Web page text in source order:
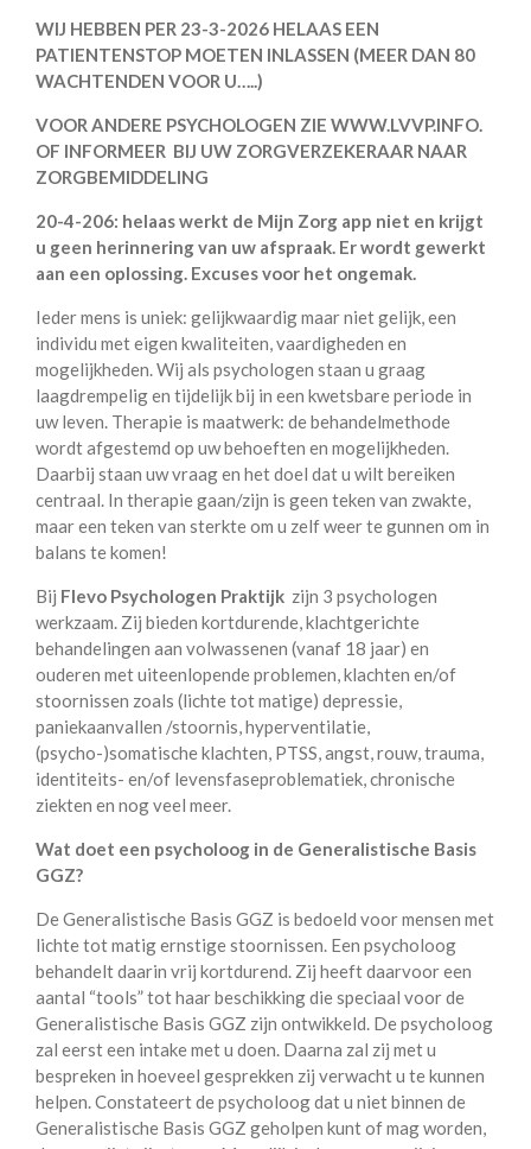
WIJ HEBBEN PER 23-3-2026 HELAAS EEN
PATIENTENSTOP MOETEN INLASSEN (MEER DAN 80
WACHTENDEN VOOR U…..)
VOOR ANDERE PSYCHOLOGEN ZIE WWW.LVVP.INFO.
OF INFORMEER BIJ UW ZORGVERZEKERAAR NAAR
ZORGBEMIDDELING
20-4-206: helaas werkt de Mijn Zorg app niet en krijgt
u geen herinnering van uw afspraak. Er wordt gewerkt
aan een oplossing. Excuses voor het ongemak.
Ieder mens is uniek: gelijkwaardig maar niet gelijk, een
individu met eigen kwaliteiten, vaardigheden en
mogelijkheden. Wij als psychologen staan u graag
laagdrempelig en tijdelijk bij in een kwetsbare periode in
uw leven. Therapie is maatwerk: de behandelmethode
wordt afgestemd op uw behoeften en mogelijkheden.
Daarbij staan uw vraag en het doel dat u wilt bereiken
centraal. In therapie gaan/zijn is geen teken van zwakte,
maar een teken van sterkte om u zelf weer te gunnen om in
balans te komen!
Bij Flevo Psychologen Praktijk zijn 3 psychologen
werkzaam. Zij bieden kortdurende, klachtgerichte
behandelingen aan volwassenen (vanaf 18 jaar) en
ouderen met uiteenlopende problemen, klachten en/of
stoornissen zoals (lichte tot matige) depressie,
paniekaanvallen /stoornis, hyperventilatie,
(psycho-)somatische klachten, PTSS, angst, rouw, trauma,
identiteits- en/of levensfaseproblematiek, chronische
ziekten en nog veel meer.
Wat doet een psycholoog in de Generalistische Basis
GGZ?
De Generalistische Basis GGZ is bedoeld voor mensen met
lichte tot matig ernstige stoornissen. Een psycholoog
behandelt daarin vrij kortdurend. Zij heeft daarvoor een
aantal “tools” tot haar beschikking die speciaal voor de
Generalistische Basis GGZ zijn ontwikkeld. De psycholoog
zal eerst een intake met u doen. Daarna zal zij met u
bespreken in hoeveel gesprekken zij verwacht u te kunnen
helpen. Constateert de psycholoog dat u niet binnen de
Generalistische Basis GGZ geholpen kunt of mag worden,